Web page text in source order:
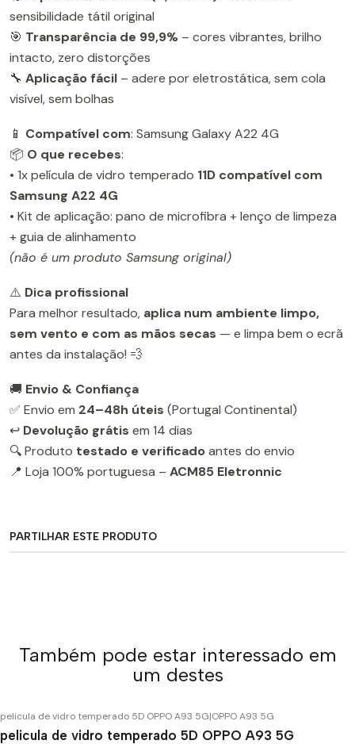
sensibilidade tátil original
🎯 Transparência de 99,9% – cores vibrantes, brilho
intacto, zero distorções
🔧 Aplicação fácil – adere por eletrostática, sem cola
visível, sem bolhas
📱 Compatível com: Samsung Galaxy A22 4G
📦 O que recebes:
• 1x película de vidro temperado 11D compatível com
Samsung A22 4G
• Kit de aplicação: pano de microfibra + lenço de limpeza
+ guia de alinhamento
(não é um produto Samsung original)
⚠️ Dica profissional
Para melhor resultado, aplica num ambiente limpo,
sem vento e com as mãos secas — e limpa bem o ecrã
antes da instalação! 💨
🚚 Envio & Confiança
✅ Envio em 24–48h úteis (Portugal Continental)
↩️ Devolução grátis em 14 dias
🔍 Produto testado e verificadoantes do envio
📍 Loja 100% portuguesa – ACM85 Eletronnic
PARTILHAR ESTE PRODUTO
Também pode estar interessado em
um destes
pelicula de vidro temperado 5D OPPO A93 5G|OPPO A93 5G
pelicula de vidro temperado 5D OPPO A93 5G